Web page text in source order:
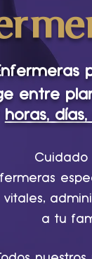
entre
horas,
Cuidado
vitales,
a tu